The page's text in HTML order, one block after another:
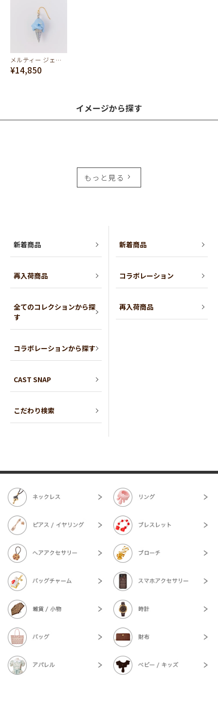
メルティー ジェラート ピアス(マーブルシーソルト)
¥14,850
イメージから探す
もっと見る
新着商品
再入荷商品
全てのコレクションから探
す
コラボレーションから探す
CAST SNAP
こだわり検索
新着商品
コラボレーション
再入荷商品